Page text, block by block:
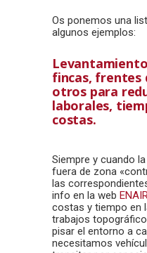
Os ponemos una
algunos ejemplos:
fincas, frentes
otros para
laborales,
costas.
Siempre y cuando
fuera de zona
las
info en la web
costas y tiempo en
trabajos
pisar el entorno a
necesitamos